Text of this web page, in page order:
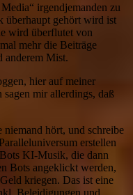
irgendjemanden zu
überhaupt gehört wird ist
wird überflutet von
mehr die Beiträge
anderem Mist.
hier auf meiner
mir allerdings, daß
hört, und schreibe
erstellen
KI-Musik, die dann
Bots angeklickt werden,
kriegen. Das ist eine
Beleidigungen und